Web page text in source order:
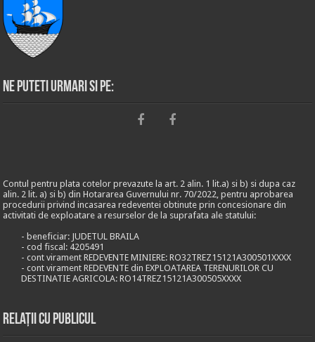
Ne puteti urmari si pe:
Contul pentru plata cotelor prevazute la art. 2 alin. 1 lit.a) si b) si dupa caz
alin. 2 lit. a) si b) din Hotararea Guvernului nr. 70/2022, pentru aprobarea
procedurii privind incasarea redeventei obtinute prin concesionare din
activitati de exploatare a resurselor de la suprafata ale statului:
- beneficiar: JUDETUL BRAILA
- cod fiscal: 4205491
- cont virament REDEVENTE MINIERE: RO32TREZ15121A300501XXXX
- cont virament REDEVENTE din EXPLOATAREA TERENURILOR CU
DESTINATIE AGRICOLA: RO14TREZ15121A300505XXXX
Relații cu publicul